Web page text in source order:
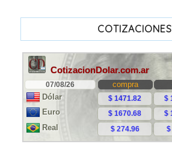
COTIZACIONES